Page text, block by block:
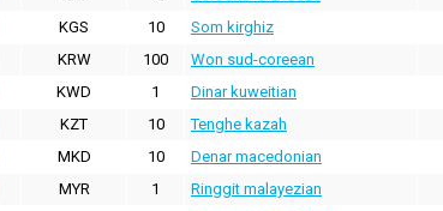
KGS
10 Som kirghiz
KRW
100 Won sud-coreean
KWD
1 Dinar kuweitian
KZT
10 Tenghe kazah
MKD
10 Denar macedonian
MYR
1 Ringgit malayezian